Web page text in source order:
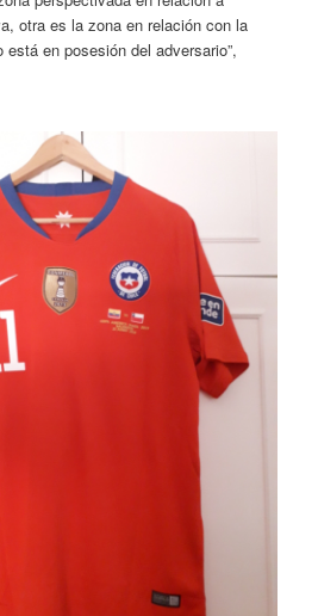
otra es la zona en relación con la
en posesión del adversario”,